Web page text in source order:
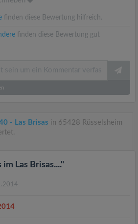
finden diese Bewertung hilfreich.
finden diese Bewertung gut
- Las Brisas in 65428 Rüsselsheim
Las Brisas...."